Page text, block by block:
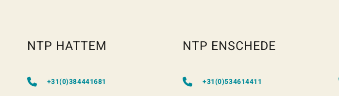
NTP HATTEM
+31(0)384441681
NTP ENSCHEDE
+31(0)534614411